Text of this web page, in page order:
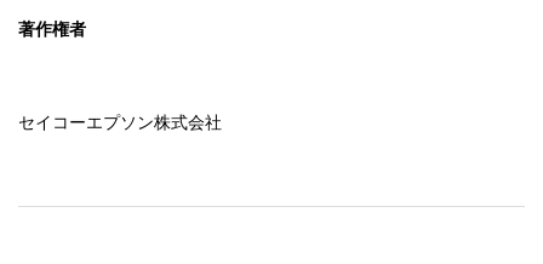
著作権者
セイコーエプソン株式会社